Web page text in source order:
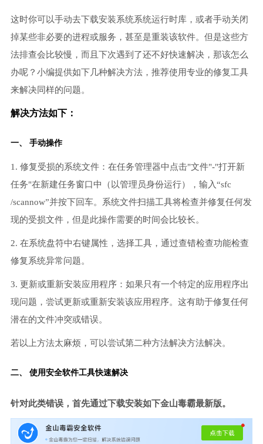
这时你可以手动去下载安装系统系统运行时库，或者手动关闭
掉某些非必要的进程或服务，甚至是重装该软件。但是这些方
法排查会比较慢，而且下次遇到了还不好快速解决，那该怎么
办呢？小编提供如下几种解决方法，推荐使用专业的修复工具
来解决同样的问题。
解决方法如下：
一、 手动操作
1. 修复受损的系统文件：在任务管理器中点击"文件"-"打开新
任务"在新建任务窗口中（以管理员身份运行），输入“sfc
/scannow”并按下回车。系统文件扫描工具将检查并修复任何发
现的受损文件，但是此操作需要的时间会比较长。
2. 在系统盘符中右键属性，选择工具，通过查错检查功能检查
修复系统异常问题。
3. 更新或重新安装应用程序：如果只有一个特定的应用程序出
现问题，尝试更新或重新安装该应用程序。这有助于修复任何
潜在的文件冲突或错误。
若以上方法太麻烦，可以尝试第二种方法解决方法解决。
二、 使用安全软件工具快速解决
针对此类错误，首先通过下载安装如下金山毒霸最新版。